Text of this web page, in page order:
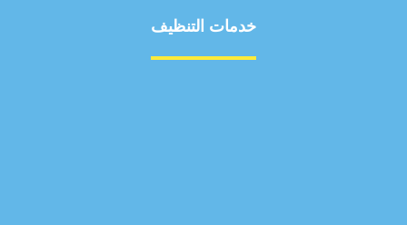
خدمات التنظيف